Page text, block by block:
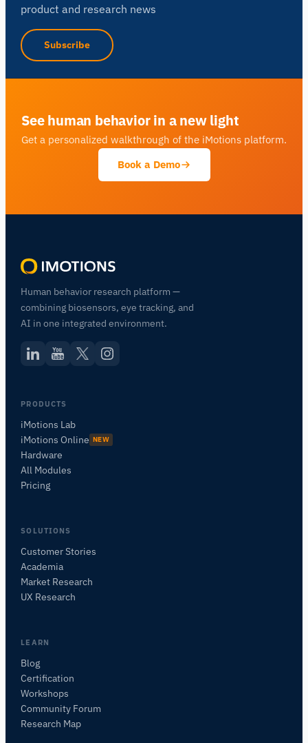
product and research news
Subscribe
See human behavior in a new light
Get a personalized walkthrough of the iMotions platform.
Book a Demo
Human behavior research platform —
combining biosensors, eye tracking, and
AI in one integrated environment.
PRODUCTS
iMotions Lab
iMotions Online NEW
Hardware
All Modules
Pricing
SOLUTIONS
Customer Stories
Academia
Market Research
UX Research
LEARN
Blog
Certification
Workshops
Community Forum
Research Map
Posez des questions sur les méthodes de
POSER UNE QUESTION SUR CETTE PAGE
Expliquer ce capteur